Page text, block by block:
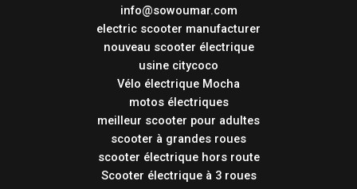
info@sowoumar.com
electric scooter manufacturer
nouveau scooter électrique
usine citycoco
Vélo électrique Mocha
motos électriques
meilleur scooter pour adultes
scooter à grandes roues
scooter électrique hors route
Scooter électrique à 3 roues